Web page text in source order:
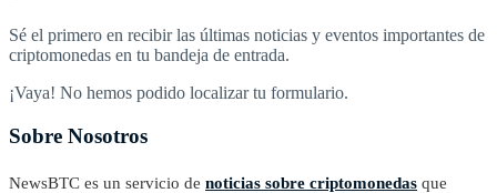
Sé el primero en recibir las últimas noticias y eventos importantes de
criptomonedas en tu bandeja de entrada.
¡Vaya! No hemos podido localizar tu formulario.
Sobre Nosotros
NewsBTC es un servicio de noticias sobre criptomonedas que